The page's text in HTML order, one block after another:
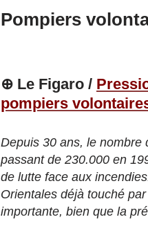
Pompiers
⊕ Le Figaro /
pompiers
Depuis 30 ans, le nombre
passant de 230.000 en
de lutte face aux
Orientales déjà touché
importante, bien que la